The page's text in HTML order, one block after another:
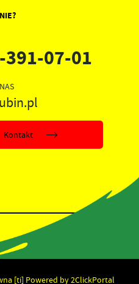
391-07-01
Kontakt
[ti] Powered by2ClickPortal